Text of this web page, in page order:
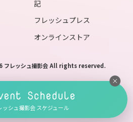
記
フレッシュプレス
オンラインストア
レッシュ撮影会 All rights reserved.
Schedule
ッシュ撮影会 スケジュール